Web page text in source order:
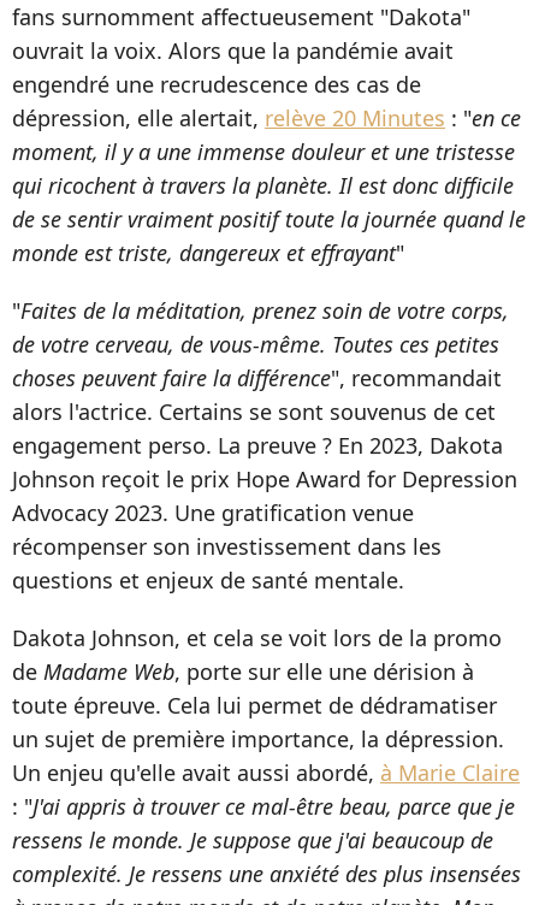
fans surnomment affectueusement "Dakota"
ouvrait la voix. Alors que la pandémie avait
engendré une recrudescence des cas de
dépression, elle alertait, relève 20 Minutes : "en ce
moment, il y a une immense douleur et une tristesse
qui ricochent à travers la planète. Il est donc difficile
de se sentir vraiment positif toute la journée quand le
monde est triste, dangereux et effrayant"
"Faites de la méditation, prenez soin de votre corps,
de votre cerveau, de vous-même. Toutes ces petites
choses peuvent faire la différence", recommandait
alors l'actrice. Certains se sont souvenus de cet
engagement perso. La preuve ? En 2023, Dakota
Johnson reçoit le prix Hope Award for Depression
Advocacy 2023. Une gratification venue
récompenser son investissement dans les
questions et enjeux de santé mentale.
Dakota Johnson, et cela se voit lors de la promo
de Madame Web, porte sur elle une dérision à
toute épreuve. Cela lui permet de dédramatiser
un sujet de première importance, la dépression.
Un enjeu qu'elle avait aussi abordé, à Marie Claire
: "J'ai appris à trouver ce mal-être beau, parce que je
ressens le monde. Je suppose que j'ai beaucoup de
complexité. Je ressens une anxiété des plus insensées